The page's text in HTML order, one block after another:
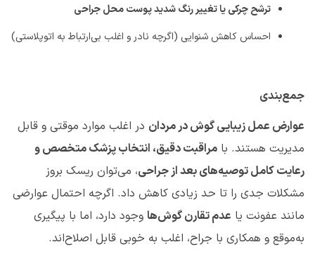
ترشح چرکی یا تغییر رنگ شدید پوست محل جراحی
احساس کاهش شنوایی (اگرچه نادر و اغلب بی‌ارتباط به اتوپلاستی)
جمع‌بندی
عوارض عمل زیبایی گوش در مردان در اغلب موارد موقتی و قابل
مدیریت هستند. با مراقبت دقیق، انتخاب پزشک متخصص و
رعایت کامل توصیه‌های بعد از جراحی، می‌توان ریسک بروز
مشکلات جدی را تا حد زیادی کاهش داد. اگرچه احتمال عوارضی
مانند عفونت یا عدم تقارن گوش‌ها وجود دارد، اما با پیگیری
به‌موقع و همکاری با جراح، اغلب به خوبی قابل اصلاح‌اند.